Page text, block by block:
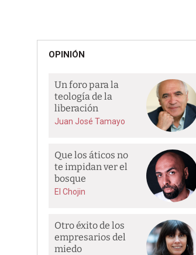
OPINIÓN
Un foro para la
teología de la
liberación
Juan José Tamayo
Que los áticos no
te impidan ver el
bosque
El Chojin
Otro éxito de los
empresarios del
miedo